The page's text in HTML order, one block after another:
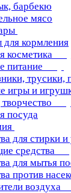
барбекю
мясо
для кормления
косметика
питание
трусики,
игры и
посуда
для стирки
средства
для мытья
против
воздуха